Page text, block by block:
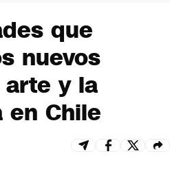
que
nuevos
y la
Chile